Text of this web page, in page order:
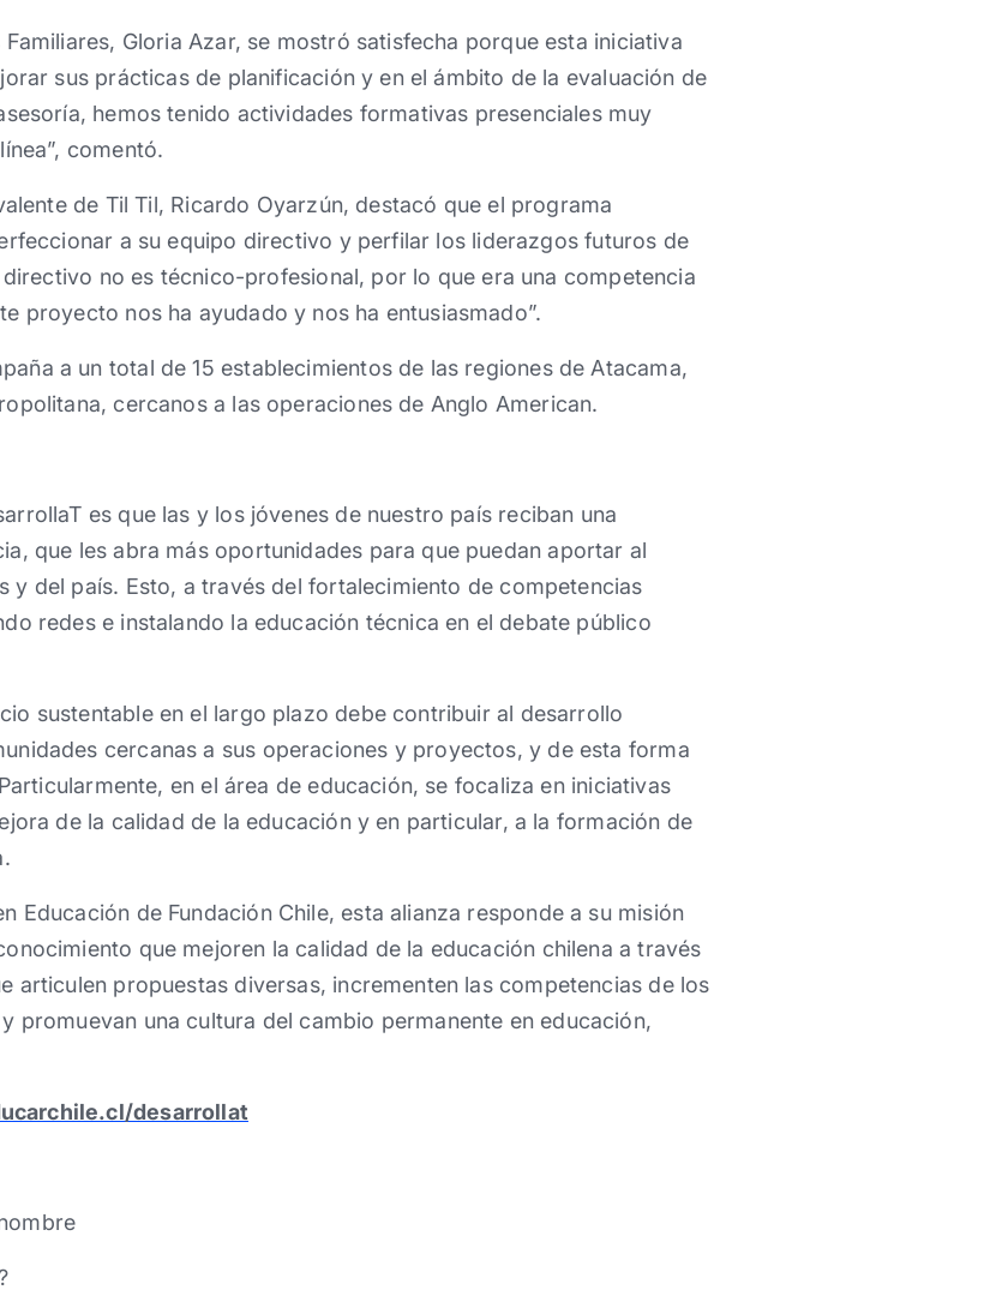
Gloria Azar, se mostró satisfecha porque esta iniciativa
sus prácticas de planificación y en el ámbito de la evaluación de
hemos tenido actividades formativas presenciales muy
comentó.
de Til Til, Ricardo Oyarzún, destacó que el programa
a su equipo directivo y perfilar los liderazgos futuros de
no es técnico-profesional, por lo que era una competencia
proyecto nos ha ayudado y nos ha entusiasmado”.
a un total de 15 establecimientos de las regiones de Atacama,
cercanos a las operaciones de Anglo American.
es que las y los jóvenes de nuestro país reciban una
que les abra más oportunidades para que puedan aportar al
y del país. Esto, a través del fortalecimiento de competencias
redes e instalando la educación técnica en el debate público
sustentable en el largo plazo debe contribuir al desarrollo
cercanas a sus operaciones y proyectos, y de esta forma
en el área de educación, se focaliza en iniciativas
de la calidad de la educación y en particular, a la formación de
Educación de Fundación Chile, esta alianza responde a su misión
que mejoren la calidad de la educación chilena a través
articulen propuestas diversas, incrementen las competencias de los
promuevan una cultura del cambio permanente en educación,
desarrollat